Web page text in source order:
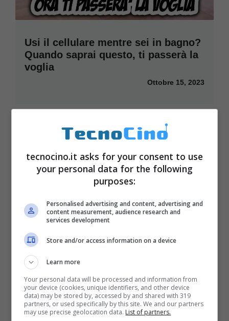
Usi il cellulare mentre sei in bagno?
Quando saprai questo, ti passerà la
voglia
Ottobre 15, 2023
In questa scuola elementare
insegnano Debito: si studiano
prestiti, tasse e come risparmiare
tecnocino.it asks for your consent to use
your personal data for the following
purposes:
Personalised advertising and content, advertising and
content measurement, audience research and
services development
Store and/or access information on a device
Learn more
Your personal data will be processed and information from
your device (cookies, unique identifiers, and other device
data) may be stored by, accessed by and shared with 319
partners, or used specifically by this site. We and our partners
may use precise geolocation data. List of partners.